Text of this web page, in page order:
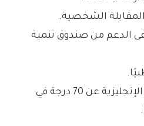
والمقابلة الشخصية.
الدعم من صندوق تنمية
– أن لا يقل مستوى اللغة الإنجليزية عن 70 درجة في